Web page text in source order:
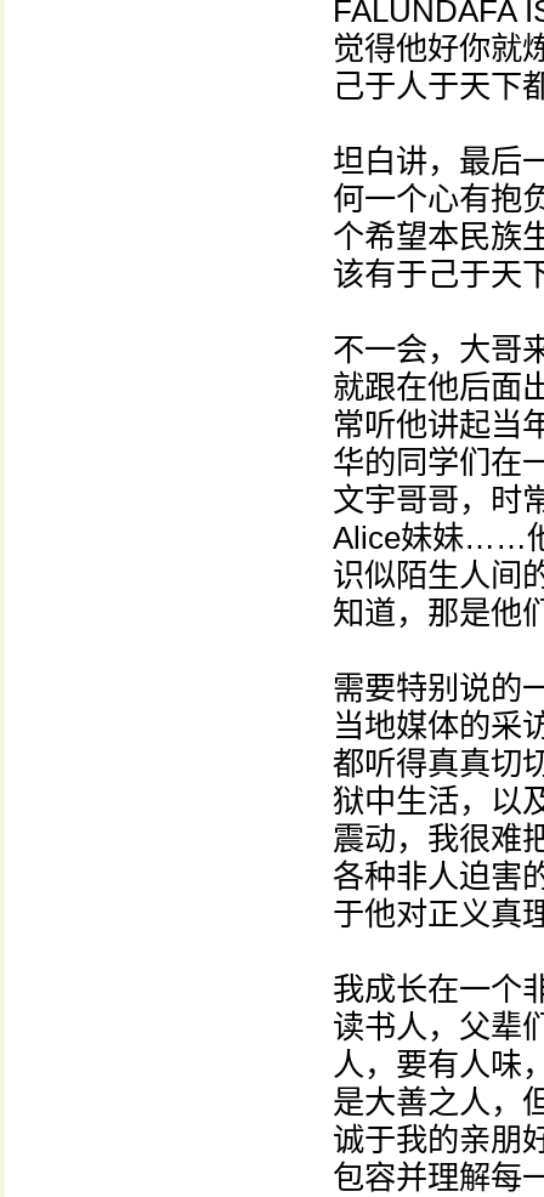
FALUNDAFA
觉得他好你就
己于人于天下
坦白讲，最后
何一个心有抱
个希望本民族
该有于己于天
不一会，大哥
就跟在他后面
常听他讲起当
华的同学们在
文宇哥哥，时
Alice妹妹……
识似陌生人间
知道，那是他
需要特别说的
当地媒体的采
都听得真真切
狱中生活，以
震动，我很难
各种非人迫害
于他对正义真
我成长在一个
读书人，父辈
人，要有人味
是大善之人，
诚于我的亲朋
包容并理解每